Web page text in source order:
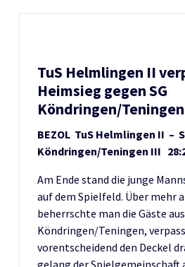
TuS Helmlingen II
Heimsieg gegen SG
Köndringen/
BEZOL TuS Helmlingen II –
Köndringen/Teningen III
Am Ende stand die junge
auf dem Spielfeld. Über mehr
beherrschte man die Gäste aus
Köndringen/Teningen,
vorentscheidend den Deckel
gelang der Spielgemeinschaft